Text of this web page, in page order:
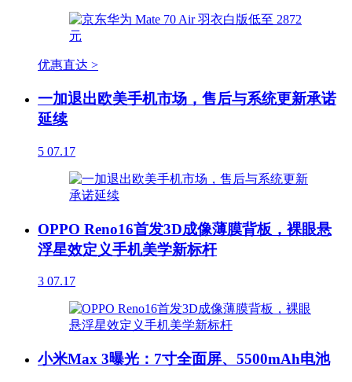
优惠直达 >
一加退出欧美手机市场，售后与系统更新承诺
延续
5 07.17
OPPO Reno16首发3D成像薄膜背板，裸眼悬
浮星效定义手机美学新标杆
3 07.17
小米Max 3曝光：7寸全面屏、5500mAh电池